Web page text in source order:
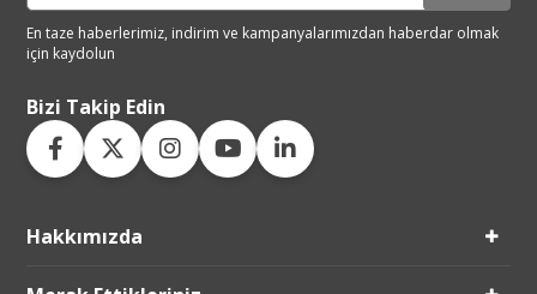
En taze haberlerimiz, indirim ve kampanyalarımızdan haberdar olmak
için kaydolun
Bizi Takip Edin
Hakkımızda